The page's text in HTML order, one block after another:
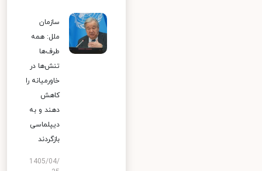
سازمان
ملل: همه
طرف‌ها
تنش‌ها در
خاورمیانه را
کاهش
دهند و به
دیپلماسی
بازگردند
1405/04/